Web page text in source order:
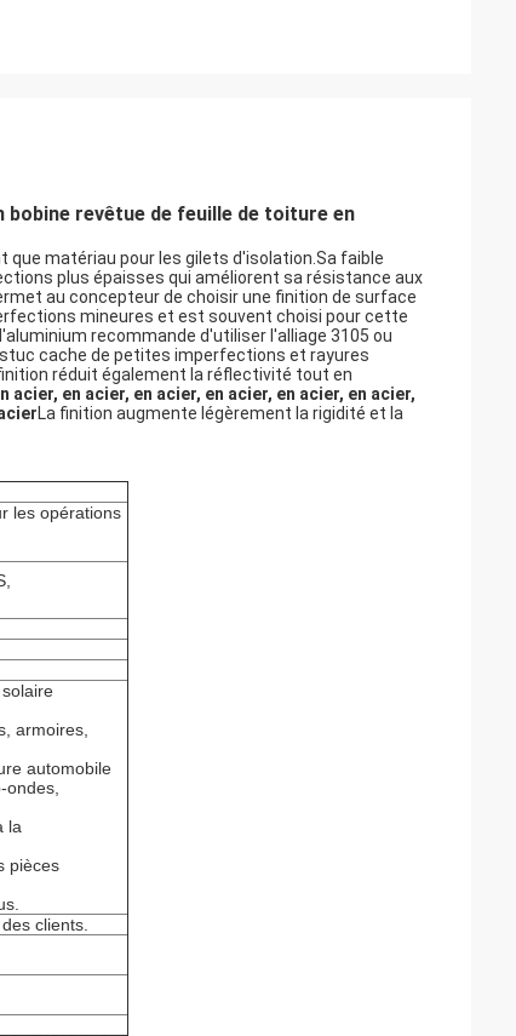
bobine revêtue de feuille de toiture en
matériau pour les gilets d'isolation.Sa faible
plus épaisses qui améliorent sa résistance aux
au concepteur de choisir une finition de surface
mineures et est souvent choisi pour cette
recommande d'utiliser l'alliage 3105 ou
cache de petites imperfections et rayures
réduit également la réflectivité tout en
acier, en acier, en acier, en acier, en acier, en acier,
La finition augmente légèrement la rigidité et la
les opérations
armoires,
automobile
la
pièces
clients.